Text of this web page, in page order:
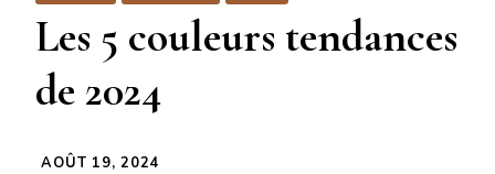
Les 5 couleurs tendances
de 2024
AOÛT 19, 2024